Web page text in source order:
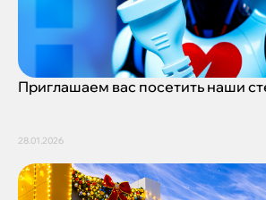
Приглашаем вас посетить наши
28.01.2026